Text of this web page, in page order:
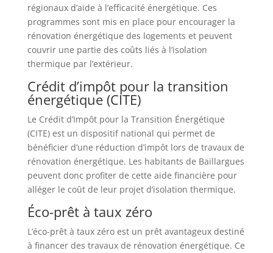
régionaux d’aide à l’efficacité énergétique. Ces
programmes sont mis en place pour encourager la
rénovation énergétique des logements et peuvent
couvrir une partie des coûts liés à l’isolation
thermique par l’extérieur.
Crédit d’impôt pour la transition
énergétique (CITE)
Le Crédit d’Impôt pour la Transition Énergétique
(CITE) est un dispositif national qui permet de
bénéficier d’une réduction d’impôt lors de travaux de
rénovation énergétique. Les habitants de Baillargues
peuvent donc profiter de cette aide financière pour
alléger le coût de leur projet d’isolation thermique.
Éco-prêt à taux zéro
L’éco-prêt à taux zéro est un prêt avantageux destiné
à financer des travaux de rénovation énergétique. Ce